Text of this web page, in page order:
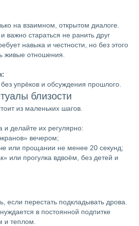
на взаимном, открытом диалоге.
важно стараться не ранить друг
навыка и честности, но без этого
живые отношения.
упрёков и обсуждения прошлого.
близости
из маленьких шагов.
и делайте их регулярно:
вечером;
или прощании не менее 20 секунд;
или прогулка вдвоём, без детей и
если перестать подкладывать дрова.
в постоянной подпитке
и теплом.